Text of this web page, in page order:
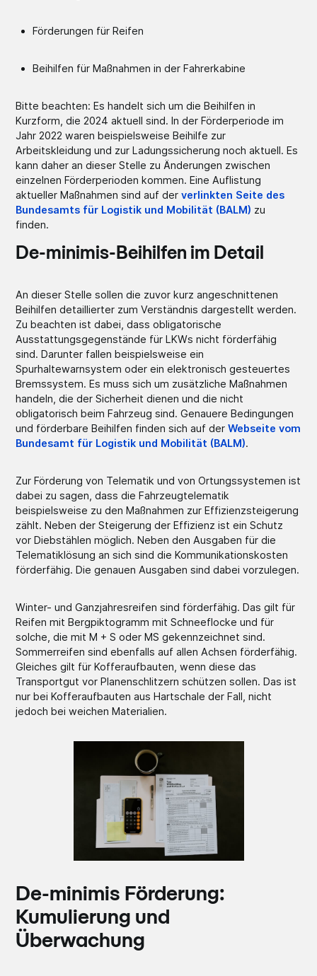
Förderungen für Reifen
Beihilfen für Maßnahmen in der Fahrerkabine
Bitte beachten: Es handelt sich um die Beihilfen in
Kurzform, die 2024 aktuell sind. In der Förderperiode im
Jahr 2022 waren beispielsweise Beihilfe zur
Arbeitskleidung und zur Ladungssicherung noch aktuell. Es
kann daher an dieser Stelle zu Änderungen zwischen
einzelnen Förderperioden kommen. Eine Auflistung
aktueller Maßnahmen sind auf derverlinkten Seite des
Bundesamts für Logistik und Mobilität (BALM) zu
finden.
De-minimis-Beihilfen im Detail
An dieser Stelle sollen die zuvor kurz angeschnittenen
Beihilfen detaillierter zum Verständnis dargestellt werden.
Zu beachten ist dabei, dass obligatorische
Ausstattungsgegenstände für LKWs nicht förderfähig
sind. Darunter fallen beispielsweise ein
Spurhaltewarnsystem oder ein elektronisch gesteuertes
Bremssystem. Es muss sich um zusätzliche Maßnahmen
handeln, die der Sicherheit dienen und die nicht
obligatorisch beim Fahrzeug sind. Genauere Bedingungen
und förderbare Beihilfen finden sich auf derWebseite vom
Bundesamt für Logistik und Mobilität (BALM).
Zur Förderung von Telematik und von Ortungssystemen ist
dabei zu sagen, dass die Fahrzeugtelematik
beispielsweise zu den Maßnahmen zur Effizienzsteigerung
zählt. Neben der Steigerung der Effizienz ist ein Schutz
vor Diebstählen möglich. Neben den Ausgaben für die
Telematiklösung an sich sind die Kommunikationskosten
förderfähig. Die genauen Ausgaben sind dabei vorzulegen.
Winter- und Ganzjahresreifen sind förderfähig. Das gilt für
Reifen mit Bergpiktogramm mit Schneeflocke und für
solche, die mit M + S oder MS gekennzeichnet sind.
Sommerreifen sind ebenfalls auf allen Achsen förderfähig.
Gleiches gilt für Kofferaufbauten, wenn diese das
Transportgut vor Planenschlitzern schützen sollen. Das ist
nur bei Kofferaufbauten aus Hartschale der Fall, nicht
jedoch bei weichen Materialien.
De-minimis Förderung:
Kumulierung und
Überwachung